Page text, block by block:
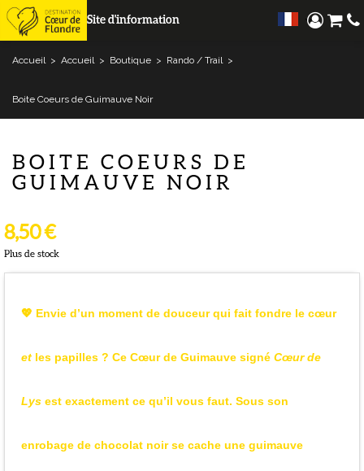
Site d'information
Accueil > Accueil > Boutique > Rando / Trail >
Boite Coeurs de Guimauve Noir
BOITE COEURS DE
GUIMAUVE NOIR
8,50 €
Plus de stock
💖 Envie d’un moment de douceur qui fait fondre le cœur
et les papilles ? Ce Cœur de Guimauve signé Cœur de
Lys est exactement ce qu’il vous faut. Sous son
enrobage de chocolat noir se cache une guimauve